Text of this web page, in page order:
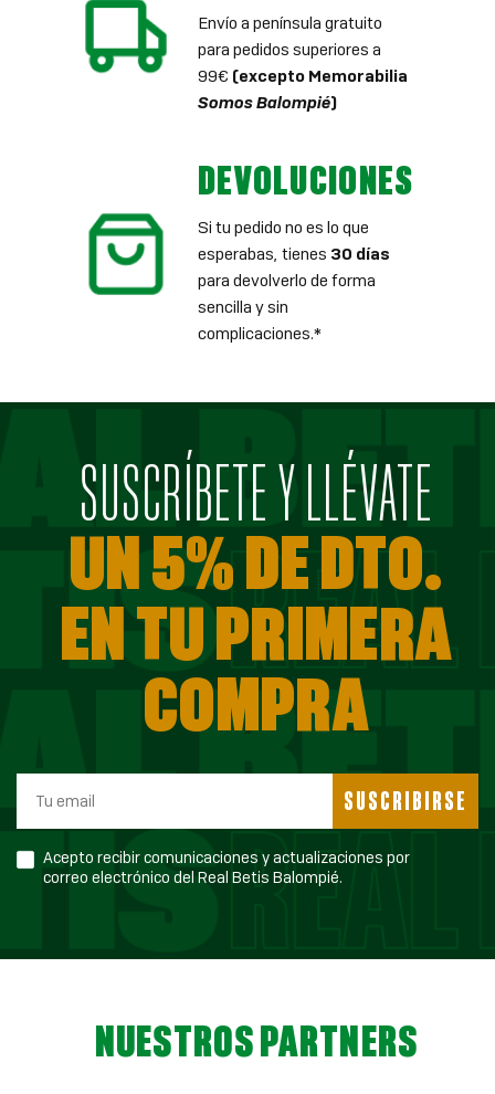
Envío a península gratuito
para pedidos superiores a
99€ (excepto Memorabilia
Somos Balompié)
DEVOLUCIONES
Si tu pedido no es lo que
esperabas, tienes 30 días
para devolverlo de forma
sencilla y sin
complicaciones.*
SUSCRÍBETE Y LLÉVATE
UN 5% DE DTO.
EN TU PRIMERA
COMPRA
SUSCRIBIRSE
Acepto recibir comunicaciones y actualizaciones por
correo electrónico del Real Betis Balompié.
NUESTROS PARTNERS